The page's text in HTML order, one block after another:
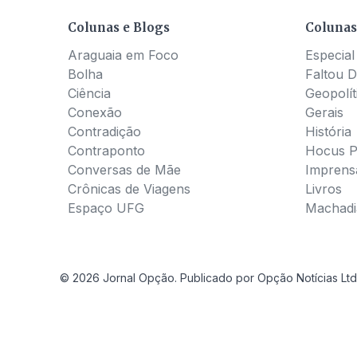
Colunas e Blogs
Araguaia em Foco
Bolha
Ciência
Conexão
Contradição
Contraponto
Conversas de Mãe
Crônicas de Viagens
Espaço UFG
Faltou
Gerais
História
Hocus
Livros
© 2026 Jornal Opção. Publicado por Opção Notícias